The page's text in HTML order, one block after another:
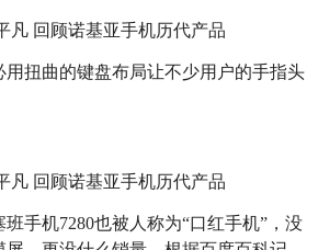
用扭曲的键盘布局让不少用户的手指头
班手机7280也被人称为“口红手机”，没